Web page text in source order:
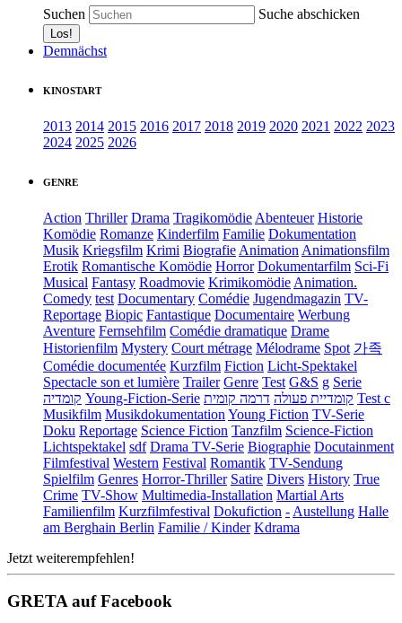
Suchen Suche abschicken
Demnächst
KINOSTART
2013 2014 2015 2016 2017 2018 2019 2020 2021 2022 2023
2024 2025 2026
GENRE
Action Thriller Drama Tragikomödie Abenteuer Historie
Komödie Romanze Kinderfilm Familie Dokumentation
Musik Kriegsfilm Krimi Biografie Animation Animationsfilm
Erotik Romantische Komödie Horror Dokumentarfilm Sci-Fi
Musical Fantasy Roadmovie Krimikomödie Animation.
Comedy test Documentary Comédie Jugendmagazin TV-
Reportage Biopic Fantastique Documentaire Werbung
Aventure Fernsehfilm Comédie dramatique Drame
Historienfilm Mystery Court métrage Mélodrame Spot 가족
Comédie documentée Kurzfilm Fiction Licht-Spektakel
Spectacle son et lumière Trailer Genre Test G&S g Serie
קומדיה Young-Fiction-Serie קומדיית פעולה דרמה קומית
Test c
Musikfilm Musikdokumentation Young Fiction TV-Serie
Doku Reportage Science Fiction Tanzfilm Science-Fiction
Lichtspektakel sdf Drama TV-Serie Biographie Docutainment
Filmfestival Western Festival Romantik TV-Sendung
Spielfilm Genres Horror-Thriller Satire Divers History True
Crime TV-Show Multimedia-Installation Martial Arts
Familienfilm Kurzfilmfestival Dokufiction - Austellung Halle
am Berghain Berlin Familie / Kinder Kdrama
Jetzt weiterempfehlen!
GRETA auf Facebook